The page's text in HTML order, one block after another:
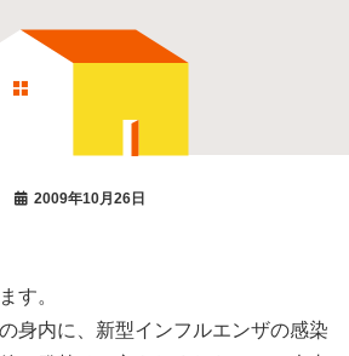
2009年10月26日
す。
身内に、新型インフルエンザの感染